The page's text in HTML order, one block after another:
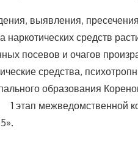
выявления,
наркотических средств
посевов и очагов
средства,
образования
межведомственной